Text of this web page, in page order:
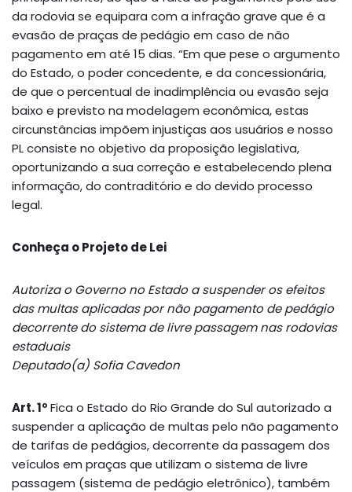
da rodovia se equipara com a infração grave que é a
evasão de praças de pedágio em caso de não
pagamento em até 15 dias. “Em que pese o argumento
do Estado, o poder concedente, e da concessionária,
de que o percentual de inadimplência ou evasão seja
baixo e previsto na modelagem econômica, estas
circunstâncias impõem injustiças aos usuários e nosso
PL consiste no objetivo da proposição legislativa,
oportunizando a sua correção e estabelecendo plena
informação, do contraditório e do devido processo
legal.
Conheça o Projeto de Lei
Autoriza o Governo no Estado a suspender os efeitos
das multas aplicadas por não pagamento de pedágio
decorrente do sistema de livre passagem nas rodovias
estaduais
Deputado(a) Sofia Cavedon
Art. 1ºFica o Estado do Rio Grande do Sul autorizado a
suspender a aplicação de multas pelo não pagamento
de tarifas de pedágios, decorrente da passagem dos
veículos em praças que utilizam o sistema de livre
passagem (sistema de pedágio eletrônico), também